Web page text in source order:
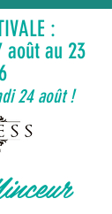
:
au 23
24 août !